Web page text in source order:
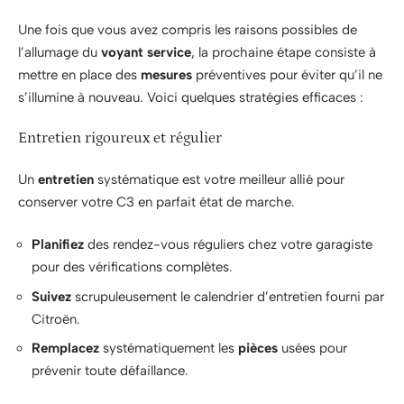
Une fois que vous avez compris les raisons possibles de
l’allumage du voyant service, la prochaine étape consiste à
mettre en place des mesures préventives pour éviter qu’il ne
s’illumine à nouveau. Voici quelques stratégies efficaces :
Entretien rigoureux et régulier
Un entretien systématique est votre meilleur allié pour
conserver votre C3 en parfait état de marche.
Planifiez des rendez-vous réguliers chez votre garagiste
pour des vérifications complètes.
Suivez scrupuleusement le calendrier d’entretien fourni par
Citroën.
Remplacez systématiquement les pièces usées pour
prévenir toute défaillance.